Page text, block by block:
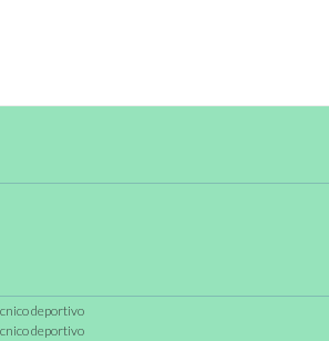
deportivo
deportivo